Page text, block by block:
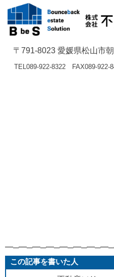
〒791-8023 愛媛県松山市
TEL089-922-8322 FAX089-922-
この記事を書いた人